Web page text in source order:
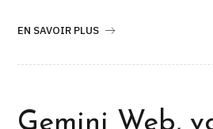
EN SAVOIR PLUS